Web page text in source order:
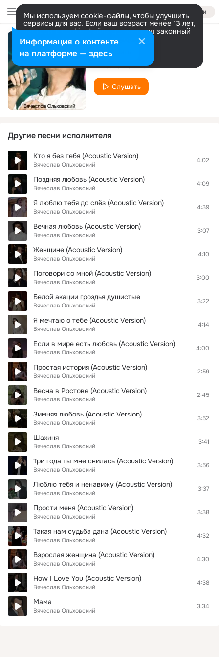
Войти
Мы используем cookie-файлы, чтобы улучшить
сервисы для вас. Если ваш возраст менее 13 лет,
настроить cookie-файлы должен ваш законный
представитель. Больше информации
Разрешить все Настроить
Кубики
Вячеслав Ольховский
Слушать
Другие песни исполнителя
Кто я без тебя (Acoustic Version)
Вячеслав Ольховский
4:02
Поздняя любовь (Acoustic Version)
Вячеслав Ольховский
4:09
Я люблю тебя до слёз (Acoustic Version)
Вячеслав Ольховский
4:39
Вечная любовь (Acoustic Version)
Вячеслав Ольховский
3:07
Женщине (Acoustic Version)
Вячеслав Ольховский
4:10
Поговори со мной (Acoustic Version)
Вячеслав Ольховский
3:00
Белой акации гроздья душистые
Вячеслав Ольховский
3:22
Я мечтаю о тебе (Acoustic Version)
Вячеслав Ольховский
4:14
Если в мире есть любовь (Acoustic Version)
Вячеслав Ольховский
4:00
Простая история (Acoustic Version)
Вячеслав Ольховский
2:59
Весна в Ростове (Acoustic Version)
Вячеслав Ольховский
2:45
Зимняя любовь (Acoustic Version)
Вячеслав Ольховский
3:52
Шахиня
Вячеслав Ольховский
3:41
Три года ты мне снилась (Acoustic Version)
Вячеслав Ольховский
3:56
Люблю тебя и ненавижу (Acoustic Version)
Вячеслав Ольховский
3:37
Прости меня (Acoustic Version)
Вячеслав Ольховский
3:38
Такая нам судьба дана (Acoustic Version)
Вячеслав Ольховский
4:32
Взрослая женщина (Acoustic Version)
Вячеслав Ольховский
4:30
How I Love You (Acoustic Version)
Вячеслав Ольховский
4:38
Мама
Вячеслав Ольховский
3:34
Информация о контенте
на платформе — здесь